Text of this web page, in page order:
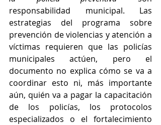
responsabilidad municipal. Las
estrategias del programa sobre
prevención de violencias y atención a
víctimas requieren que las policías
municipales actúen, pero el
documento no explica cómo se va a
coordinar esto ni, más importante
aún, quién va a pagar la capacitación
de los policías, los protocolos
especializados o el fortalecimiento